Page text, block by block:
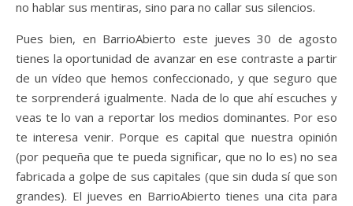
no hablar sus mentiras, sino para no callar sus silencios.
Pues bien, en BarrioAbierto este jueves 30 de agosto
tienes la oportunidad de avanzar en ese contraste a partir
de un vídeo que hemos confeccionado, y que seguro que
te sorprenderá igualmente. Nada de lo que ahí escuches y
veas te lo van a reportar los medios dominantes. Por eso
te interesa venir. Porque es capital que nuestra opinión
(por pequeña que te pueda significar, que no lo es) no sea
fabricada a golpe de sus capitales (que sin duda sí que son
grandes). El jueves en BarrioAbierto tienes una cita para